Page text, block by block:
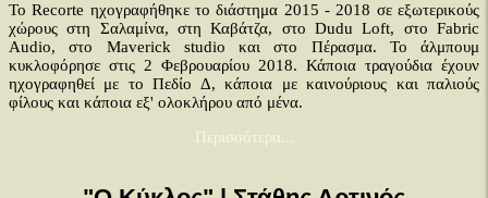
Το Recorte ηχογραφήθηκε το διάστημα 2015 - 2018 σε εξωτερικούς
χώρους στη Σαλαμίνα, στη Καβάτζα, στο Dudu Loft, στo Fabric
Audio, στο Maverick studio και στο Πέρασμα. Το άλμπουμ
κυκλοφόρησε στις 2 Φεβρουαρίου 2018. Κάποια τραγούδια έχουν
ηχογραφηθεί με το Πεδίο Δ, κάποια με καινούριους και παλιούς
φίλους και κάποια εξ' ολοκλήρου από μένα.
Περισσότερα...